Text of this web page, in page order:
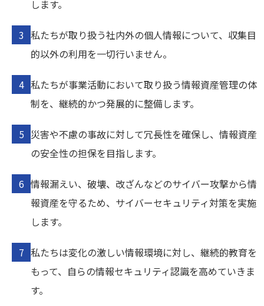
します。
私たちが取り扱う社内外の個人情報について、収集目
的以外の利用を一切行いません。
私たちが事業活動において取り扱う情報資産管理の体
制を、継続的かつ発展的に整備します。
災害や不慮の事故に対して冗長性を確保し、情報資産
の安全性の担保を目指します。
情報漏えい、破壊、改ざんなどのサイバー攻撃から情
報資産を守るため、サイバーセキュリティ対策を実施
します。
私たちは変化の激しい情報環境に対し、継続的教育を
もって、自らの情報セキュリティ認識を高めていきま
す。